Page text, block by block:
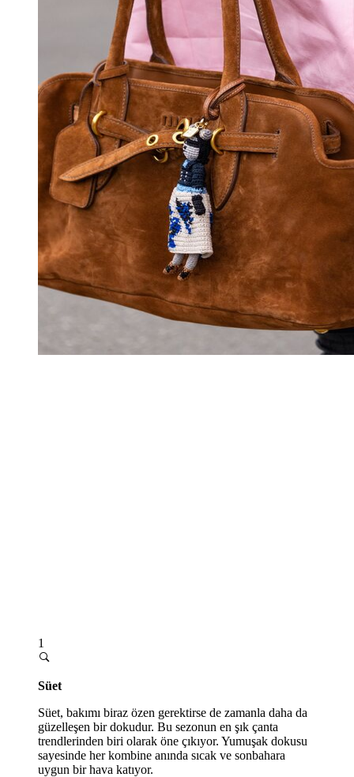
1
Süet
Süet, bakımı biraz özen gerektirse de zamanla daha da
güzelleşen bir dokudur. Bu sezonun en şık çanta
trendlerinden biri olarak öne çıkıyor. Yumuşak dokusu
sayesinde her kombine anında sıcak ve sonbahara
uygun bir hava katıyor.